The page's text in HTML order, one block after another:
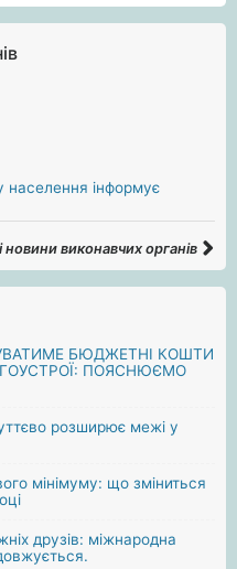
населення інформує
новини виконавчих органів
БЮДЖЕТНІ КОШТИ
ПОЯСНЮЄМО
розширює межі у
мінімуму: що зміниться
друзів: міжнародна